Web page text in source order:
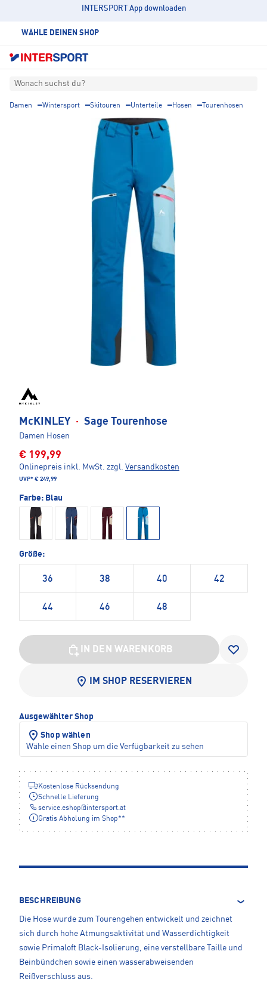
INTERSPORT App downloaden
WÄHLE DEINEN SHOP
Wonach suchst du?
Damen Wintersport Skitouren Unterteile Hosen Tourenhosen
McKINLEY · Sage Tourenhose
Damen Hosen
€ 199,99
Onlinepreis inkl. MwSt. zzgl. Versandkosten
UVP* € 249,99
Farbe: Blau
Größe:
36 38 40 42
44 46 48
IN DEN WARENKORB
IM SHOP RESERVIEREN
Ausgewählter Shop
Shop wählen
Wähle einen Shop um die Verfügbarkeit zu sehen
Kostenlose Rücksendung
Schnelle Lieferung
service.eshop@intersport.at
Gratis Abholung im Shop**
BESCHREIBUNG
Die Hose wurde zum Tourengehen entwickelt und zeichnet
sich durch hohe Atmungsaktivität und Wasserdichtigkeit
sowie Primaloft Black-Isolierung, eine verstellbare Taille und
Beinbündchen sowie einen wasserabweisenden
Reißverschluss aus.